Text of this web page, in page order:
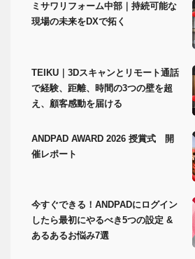
ミサワリフォーム中部｜持続可能な
現場の未来をDXで拓く
TEIKU｜3Dスキャンとリモート通話
で経験、距離、時間の3つの壁を超
え、顧客感動を届ける
ANDPAD AWARD 2026 授賞式 開
催レポート
今すぐできる！ANDPADにログイン
したら最初にやるべき5つの設定 &
あるあるお悩み7選